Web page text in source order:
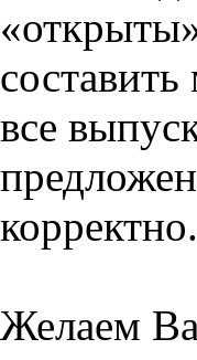
все
корректно.
Желаем